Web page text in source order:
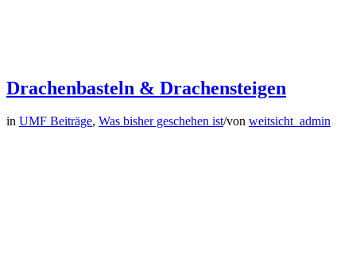
Drachenbasteln & Drachensteigen
in UMF Beiträge, Was bisher geschehen ist/von weitsicht_admin